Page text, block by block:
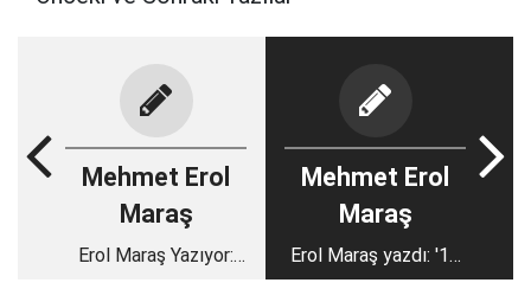
Mehmet Erol
Maraş
Erol Maraş Yazıyor:
Mehmet Erol
Maraş
Erol Maraş yazdı: '15
Temmuz’u Unutmadık